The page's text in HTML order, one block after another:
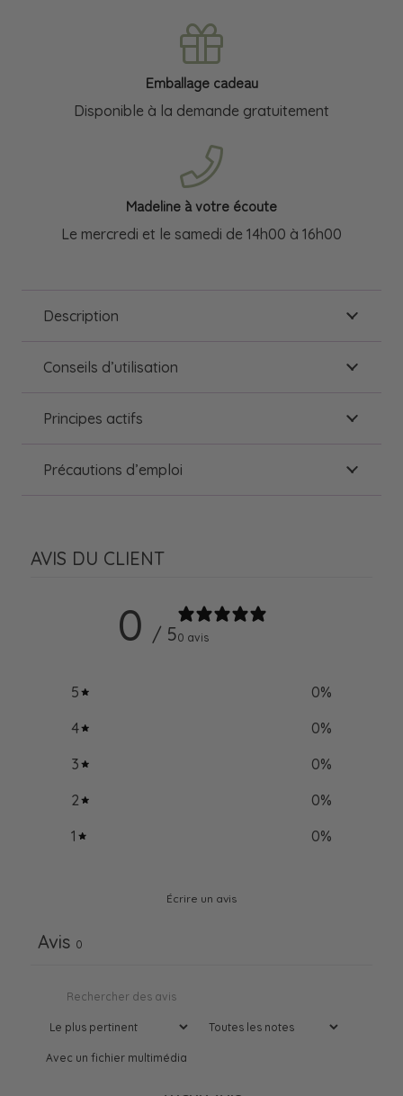
Emballage cadeau
Disponible à la demande gratuitement
Madeline à votre écoute
Le mercredi et le samedi de 14h00 à 16h00
Description
Conseils d’utilisation
Principes actifs
Précautions d’emploi
AVIS DU CLIENT
0 / 50 avis
5 0%
4
0%
3
0%
2
0%
1
0%
Écrire un avis
Avis 0
Avec un fichier multimédia